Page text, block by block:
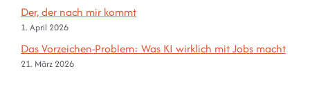
Der, der nach mir kommt
1. April 2026
Das Vorzeichen-Problem: Was KI wirklich mit Jobs macht
21. März 2026